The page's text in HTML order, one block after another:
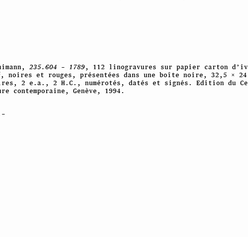
235.604 – 1789, 112 linogravures sur papier carton
, noires et rouges, présentées dans une boîte noire, 32,5 × 24
2 e.a., 2 H.C., numérotés, datés et signés. Edition du
contemporaine, Genève, 1994.